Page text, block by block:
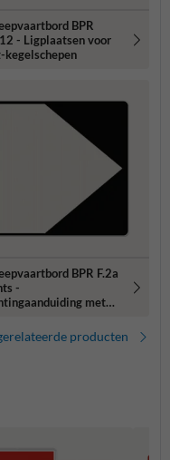
BPR
- Ligplaatsen voor
kegelschepen
BPR F.2a
-
met
producten